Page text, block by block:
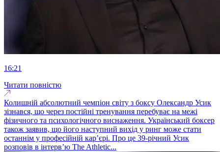
16:21
Читати повністю
Колишній абсолютний чемпіон світу з боксу Олександр Усик
зізнався, що через постійні тренування перебуває на межі
фізичного та психологічного виснаження. Український боксер
також заявив, що його наступний вихід у ринг може стати
останнім у професійній кар’єрі. Про це 39-річний Усик
розповів в інтерв’ю The Athletic...